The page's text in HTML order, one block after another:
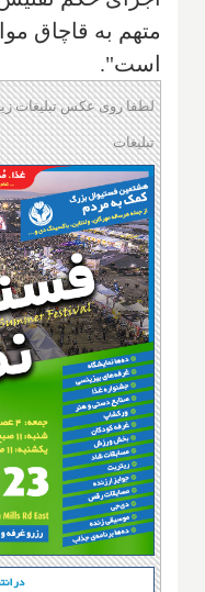
متهم به قاچاق
است".
لطفا روی عکس تبلیغات
تبلیغات